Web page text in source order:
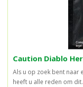
Caution Diablo
Als u op zoek bent naar
heeft u alle reden om